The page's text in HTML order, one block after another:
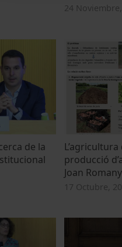
24
de la
producció
Joan
17 Octubre,